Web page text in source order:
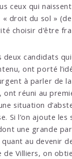
ceux qui
droit du sol »
choisir d’être
deux candidats
ont porté
à parler de
ont réuni au
situation
Si l’on ajoute les
une grande
au devenir
de Villiers, on